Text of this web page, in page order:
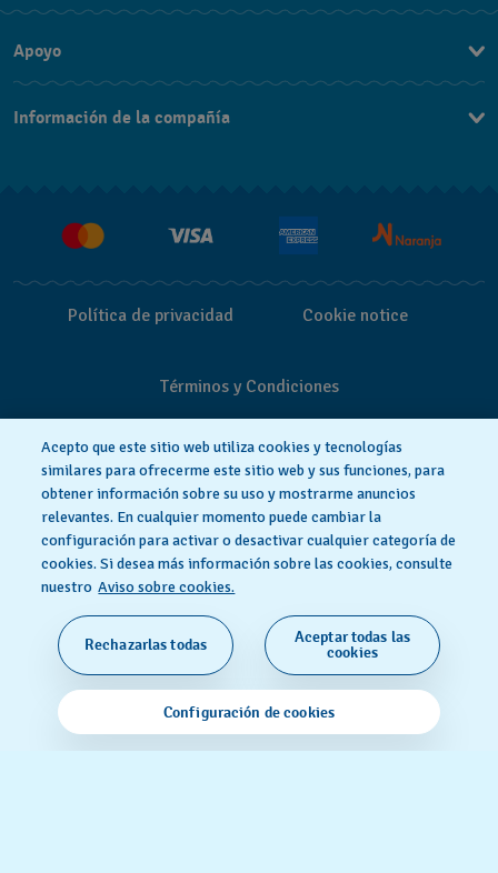
Niño Niña Unisex
Apoyo
Contacto
Preguntas Frecuentes
Información de la compañía
Política de privacidad Cookie notice
Términos y Condiciones
HECHO EN SUIZA
© 2026 Flik Flak, una división de Swatch Ltd. Todos
los derechos reservados.‎
Acepto que este sitio web utiliza cookies y tecnologías
similares para ofrecerme este sitio web y sus funciones, para
obtener información sobre su uso y mostrarme anuncios
relevantes. En cualquier momento puede cambiar la
configuración para activar o desactivar cualquier categoría de
cookies. Si desea más información sobre las cookies, consulte
nuestro Aviso sobre cookies.
Configuración de cookies
Rechazarlas todas
Aceptar todas las
cookies